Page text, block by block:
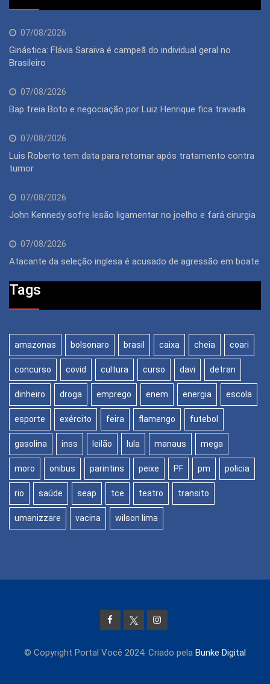
07/08/2026
Ginástica: Flávia Saraiva é campeã do individual geral no
Brasileiro
07/08/2026
Bap freia Boto e negociação por Luiz Henrique fica travada
07/08/2026
Luis Roberto tem data para retornar após tratamento contra
tumor
07/08/2026
John Kennedy sofre lesão ligamentar no joelho e fará cirurgia
07/08/2026
Atacante da seleção inglesa é acusado de agressão em boate
Tags
amazonas bolsonaro brasil caixa cheia coari
concurso covid cultura curso davi detran
dinheiro droga emprego enem energia escola
esporte exército feira flamengo futebol
gasolina inss leilão lula manaus mega
moro onibus parintins peixe PF pm policia
rio saúde seap tce teatro transito
umanizzare vacina wilson lima
© Copyright Portal Você 2024. Criado pela Bunke Digital